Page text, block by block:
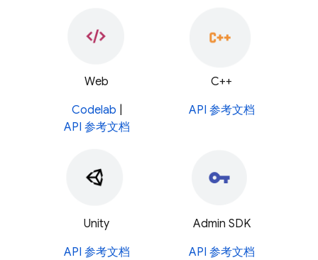
Web
Codelab
API 参考文档
C++
API 参考文档
Unity
API 参考文档
Admin SDK
API 参考文档